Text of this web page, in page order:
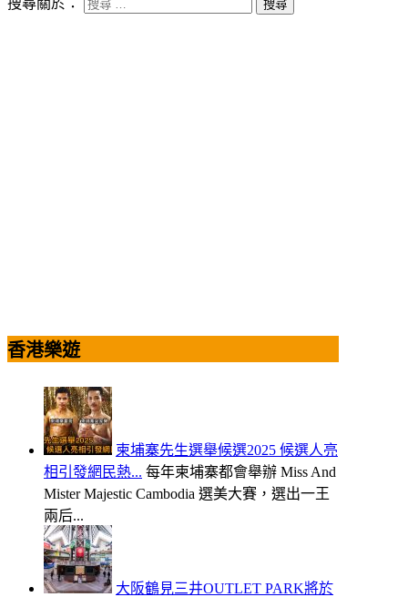
搜尋關於：
香港樂遊
柬埔寨先生選舉候選2025 候選人亮
相引發網民熱... 每年柬埔寨都會舉辦 Miss And
Mister Majestic Cambodia 選美大賽，選出一王
兩后...
大阪鶴見三井OUTLET PARK將於